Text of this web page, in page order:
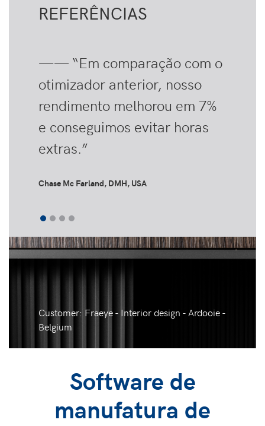
REFERÊNCIAS
—— “Em comparação com o
otimizador anterior, nosso
rendimento melhorou em 7%
e conseguimos evitar horas
extras.”
Chase Mc Farland, DMH, USA
Customer: Fraeye - Interior design - Ardooie -
Belgium
Software de
manufatura de